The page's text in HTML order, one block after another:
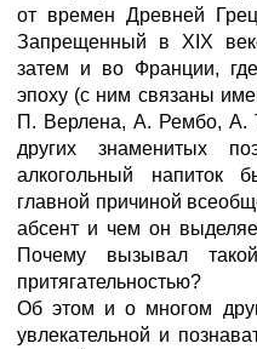
от времен Древней
Запрещенный в XIX
затем и во Франции,
эпоху (с ним связаны
П. Верлена, А. Рембо, А.
других знаменитых
алкогольный
главной причиной
абсент и чем он
Почему вызывал
притягательностью?
Об этом и о многом
увлекательной и